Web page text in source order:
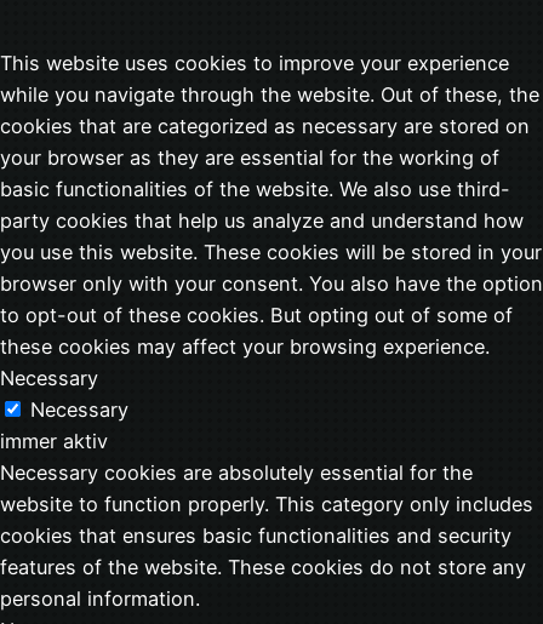
This website uses cookies to improve your experience
while you navigate through the website. Out of these, the
cookies that are categorized as necessary are stored on
your browser as they are essential for the working of
basic functionalities of the website. We also use third-
party cookies that help us analyze and understand how
you use this website. These cookies will be stored in your
browser only with your consent. You also have the option
to opt-out of these cookies. But opting out of some of
these cookies may affect your browsing experience.
Necessary
Necessary
immer aktiv
Necessary cookies are absolutely essential for the
website to function properly. This category only includes
cookies that ensures basic functionalities and security
features of the website. These cookies do not store any
personal information.